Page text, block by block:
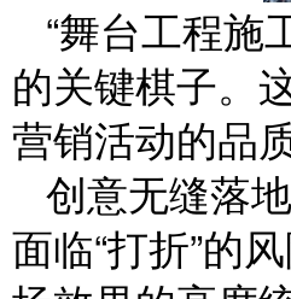
“舞台工程施
的关键棋子。
营销活动的品
创意无缝落
面临“打折”的